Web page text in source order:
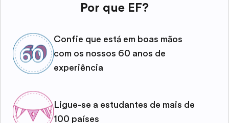
Por que EF?
Confie que está em boas mãos
com os nossos 60 anos de
experiência
Ligue-se a estudantes de mais de
100 países